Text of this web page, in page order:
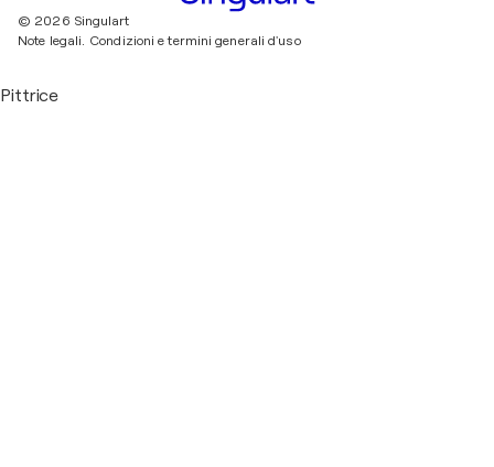
© 2026 Singulart
Note legali. Condizioni e termini generali d'uso
Pittrice